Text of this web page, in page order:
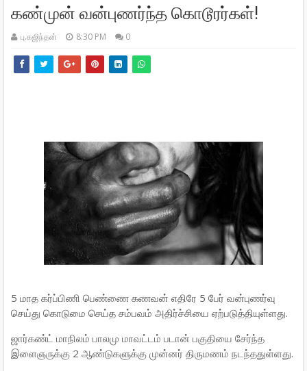
கண்முன் வன்புணர்ந்த கொடூரர்கள்!
பு.கஜிந்தன் 8:30 PM 0
5 மாத கர்ப்பிணி பெண்ணை கணவன் எதிரே 5 பேர் வன்புணர்வு
செய்து கொடுமை செய்த சம்பவம் அதிர்ச்சியை ஏற்படுத்தியுள்ளது.
ஜார்கண்ட் மாநிலம் பாலமு மாவட்டம் படான் பகுதியை சேர்ந்த
இளைஞருக்கு 2 ஆண்டுகளுக்கு முன்னர் திருமணம் நடந்ததுள்ளது.